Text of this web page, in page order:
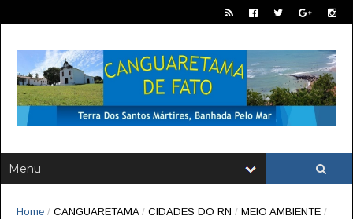
Home / CANGUARETAMA / CIDADES DO RN / MEIO AMBIENTE /